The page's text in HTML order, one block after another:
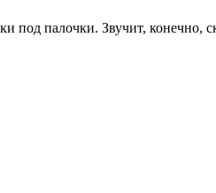
под палочки. Звучит,